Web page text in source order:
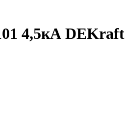
4,5кА DEKraft